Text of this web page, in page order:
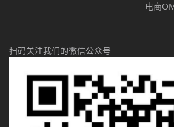
电商
扫码关注我们的微信公众号